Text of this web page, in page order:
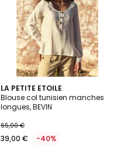
LA PETITE ETOILE
Blouse col tunisien manches
longues, BEVIN
65,00 €
39,00 € -40%